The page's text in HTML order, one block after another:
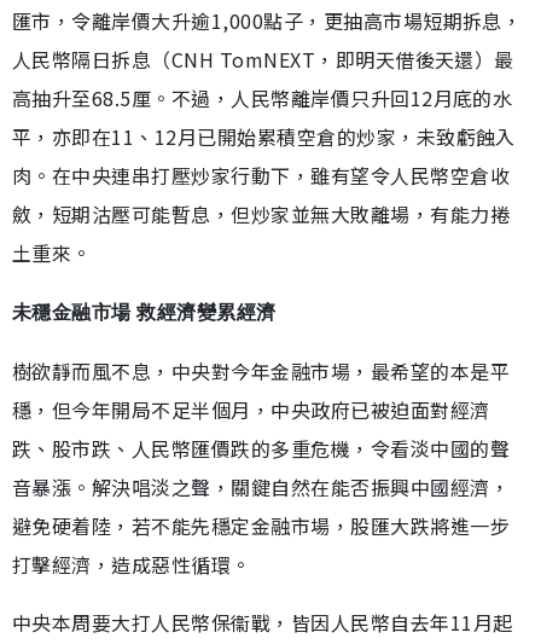
匯市，令離岸價大升逾1,000點子，更抽高市場短期拆息，
人民幣隔日拆息（CNH TomNEXT，即明天借後天還）最
高抽升至68.5厘。不過，人民幣離岸價只升回12月底的水
平，亦即在11、12月已開始累積空倉的炒家，未致虧蝕入
肉。在中央連串打壓炒家行動下，雖有望令人民幣空倉收
斂，短期沽壓可能暫息，但炒家並無大敗離場，有能力捲
土重來。
未穩金融市場 救經濟變累經濟
樹欲靜而風不息，中央對今年金融市場，最希望的本是平
穩，但今年開局不足半個月，中央政府已被迫面對經濟
跌、股市跌、人民幣匯價跌的多重危機，令看淡中國的聲
音暴漲。解決唱淡之聲，關鍵自然在能否振興中國經濟，
避免硬着陸，若不能先穩定金融市場，股匯大跌將進一步
打擊經濟，造成惡性循環。
中央本周要大打人民幣保衞戰，皆因人民幣自去年11月起